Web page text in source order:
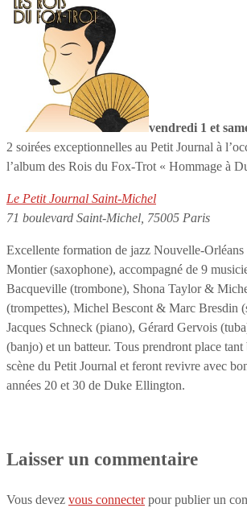
vendredi 1 et
2 soirées exceptionnelles au Petit Journal à
l’album des Rois du Fox-Trot « Hommage à
Le Petit Journal Saint-Michel
71 boulevard Saint-Michel, 75005 Paris
Excellente formation de jazz Nouvelle-
Montier (saxophone), accompagné de 9
Bacqueville (trombone), Shona Taylor &
(trompettes), Michel Bescont & Marc Bresdin
Jacques Schneck (piano), Gérard Gervois
(banjo) et un batteur. Tous prendront place
scène du Petit Journal et feront revivre avec
années 20 et 30 de Duke Ellington.
Laisser un commentaire
Vous devez vous connecterpour publier un